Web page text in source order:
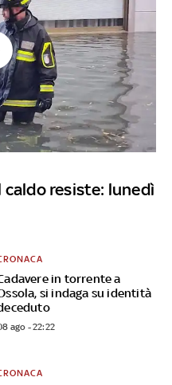
caldo resiste: lunedì
in torrente a
si indaga su identità
ago - 22:22